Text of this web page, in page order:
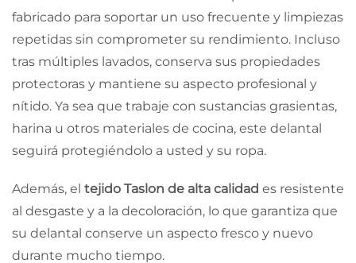
fabricado para soportar un uso frecuente y limpiezas
repetidas sin comprometer su rendimiento. Incluso
tras múltiples lavados, conserva sus propiedades
protectoras y mantiene su aspecto profesional y
nítido. Ya sea que trabaje con sustancias grasientas,
harina u otros materiales de cocina, este delantal
seguirá protegiéndolo a usted y su ropa.
Además, el tejido Taslon de alta calidad es resistente
al desgaste y a la decoloración, lo que garantiza que
su delantal conserve un aspecto fresco y nuevo
durante mucho tiempo.